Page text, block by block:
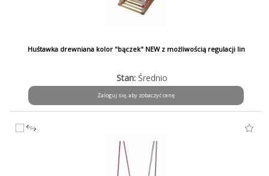
Huśtawka drewniana kolor "bączek" NEW z możliwością regulacji lin
Stan: Średnio
Zaloguj się, aby zobaczyć cenę